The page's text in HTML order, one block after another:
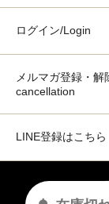
ログイン/Login
メルマガ登録・
cancellation
LINE登録はこちら
©️2020 BONHEUR